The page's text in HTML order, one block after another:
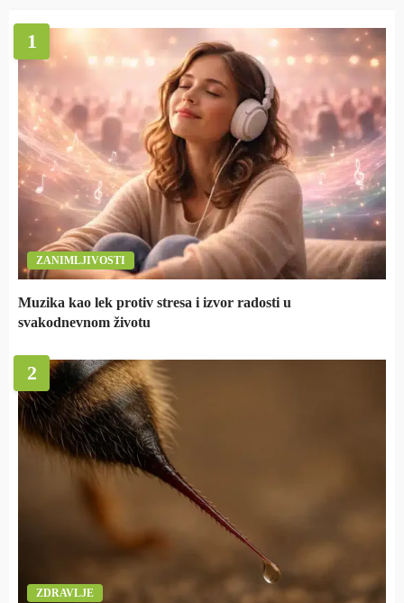
1
ZANIMLJIVOSTI
Muzika kao lek protiv stresa i izvor radosti u
svakodnevnom životu
2
ZDRAVLJE